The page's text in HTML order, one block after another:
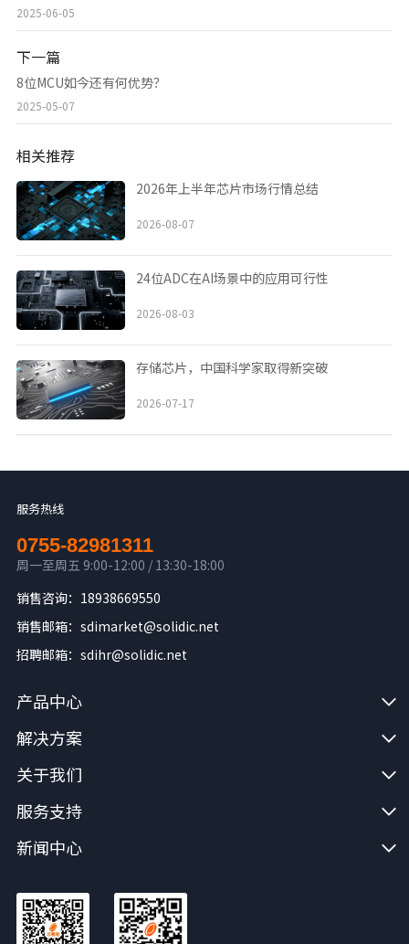
2025-06-05
下一篇
8位MCU如今还有何优势？
2025-05-07
相关推荐
2026年上半年芯片市场行情总结
2026-08-07
24位ADC在AI场景中的应用可行性
2026-08-03
存储芯片，中国科学家取得新突破
2026-07-17
服务热线
0755-82981311
周一至周五 9:00-12:00 / 13:30-18:00
销售咨询：18938669550
销售邮箱：sdimarket@solidic.net
招聘邮箱：sdihr@solidic.net
产品中心
解决方案
关于我们
服务支持
新闻中心